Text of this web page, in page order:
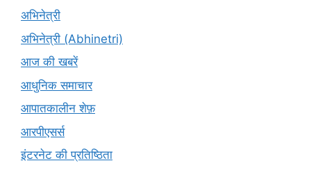
अभिनेत्री
अभिनेत्री (Abhinetri)
आज की खबरें
आधुनिक समाचार
आपातकालीन शेफ़
आरपीएसर्स
इंटरनेट की प्रतिष्ठिता